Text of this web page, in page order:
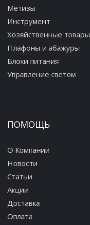
Метизы
Инструмент
Хозяйственные товары
Плафоны и абажуры
Блоки питания
Управление светом
ПОМОЩЬ
О Компании
Новости
Статьи
Акции
Доставка
Оплата